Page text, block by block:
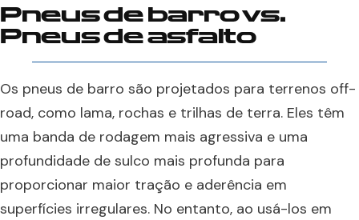
Pneus de barro vs.
Pneus de asfalto
Os pneus de barro são projetados para terrenos off-
road, como lama, rochas e trilhas de terra. Eles têm
uma banda de rodagem mais agressiva e uma
profundidade de sulco mais profunda para
proporcionar maior tração e aderência em
superfícies irregulares. No entanto, ao usá-los em